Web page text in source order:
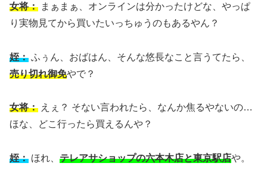
女将： まぁまぁ、オンラインは分かったけどな、やっぱ
り実物見てから買いたいっちゅうのもあるやん？
姪： ふぅん、おばはん、そんな悠長なこと言うてたら、
売り切れ御免やで？
女将： えぇ？ そない言われたら、なんか焦るやないの…
ほな、どこ行ったら買えるんや？
姪： ほれ、 テレアサショップの六本木店と東京駅店や。